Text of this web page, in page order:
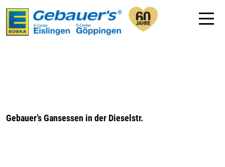
Gebauer’s Gansessen in der Dieselstr.